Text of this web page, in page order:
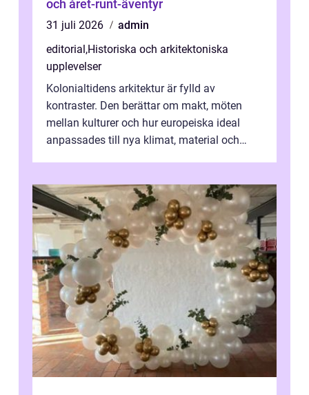
och året-runt-äventyr
31 juli 2026
admin
editorial,Historiska och arkitektoniska
upplevelser
Kolonialtidens arkitektur är fylld av
kontraster. Den berättar om makt, möten
mellan kulturer och hur europeiska ideal
anpassades till nya klimat, material och